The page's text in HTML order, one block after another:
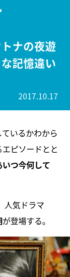
ナの夜遊
記憶違い
2017.10.17
いるかわから
ピソードとと
いつ今何して
人気ドラマ
が登場する。